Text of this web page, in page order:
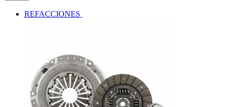
REFACCIONES